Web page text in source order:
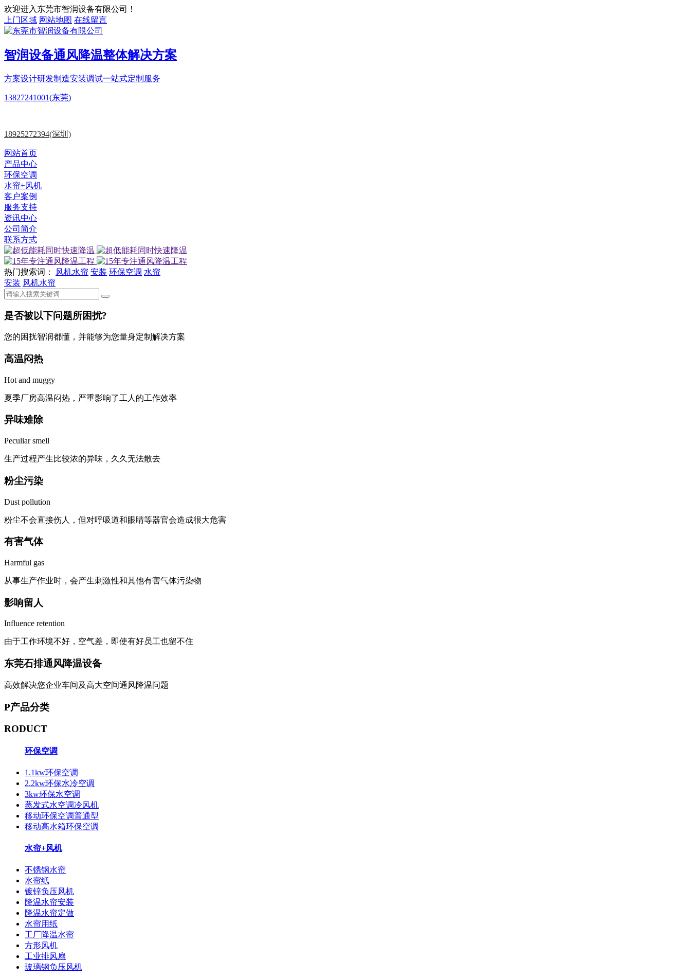
欢迎进入东莞市智润设备有限公司！
上门区域 网站地图 在线留言
智润设备通风降温整体解决方案
方案设计研发制造安装调试一站式定制服务
13827241001(东莞)
18925272394(深圳)
网站首页
产品中心
环保空调
水帘+风机
客户案例
服务支持
资讯中心
公司简介
联系方式
热门搜索词： 风机水帘 安装 环保空调 水帘
安装 风机水帘
是否被以下问题所困扰?
您的困扰智润都懂，并能够为您量身定制解决方案
高温闷热
Hot and muggy
夏季厂房高温闷热，严重影响了工人的工作效率
异味难除
Peculiar smell
生产过程产生比较浓的异味，久久无法散去
粉尘污染
Dust pollution
粉尘不会直接伤人，但对呼吸道和眼睛等器官会造成很大危害
有害气体
Harmful gas
从事生产作业时，会产生刺激性和其他有害气体污染物
影响留人
Influence retention
由于工作环境不好，空气差，即使有好员工也留不住
东莞石排通风降温设备
高效解决您企业车间及高大空间通风降温问题
P产品分类
RODUCT
环保空调
1.1kw环保空调
2.2kw环保水冷空调
3kw环保水空调
蒸发式水空调冷风机
移动环保空调普通型
移动高水箱环保空调
水帘+风机
不锈钢水帘
水帘纸
镀锌负压风机
降温水帘安装
降温水帘定做
水帘用纸
工厂降温水帘
方形风机
工业排风扇
玻璃钢负压风机